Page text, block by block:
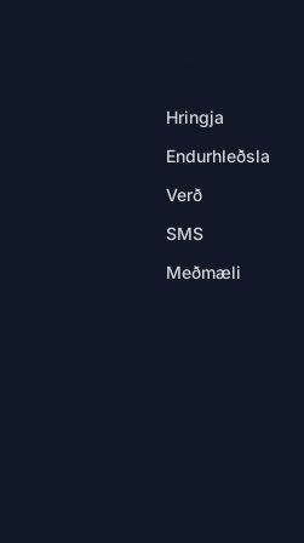
Hringja
Endurhleðsla
Verð
SMS
Meðmæli